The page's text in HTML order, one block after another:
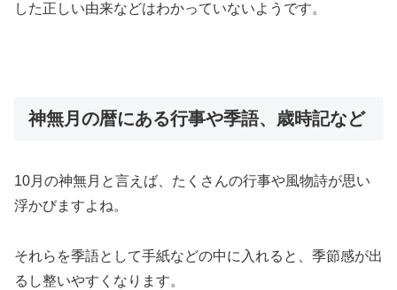
した正しい由来などはわかっていないようです。
神無月の暦にある行事や季語、歳時記など
10月の神無月と言えば、たくさんの行事や風物詩が思い
浮かびますよね。
それらを季語として手紙などの中に入れると、季節感が出
るし整いやすくなります。